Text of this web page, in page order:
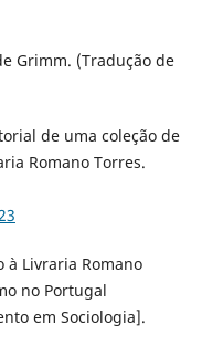
Grimm. (Tradução de
de uma coleção de
Romano Torres.
à Livraria Romano
no Portugal
em Sociologia].